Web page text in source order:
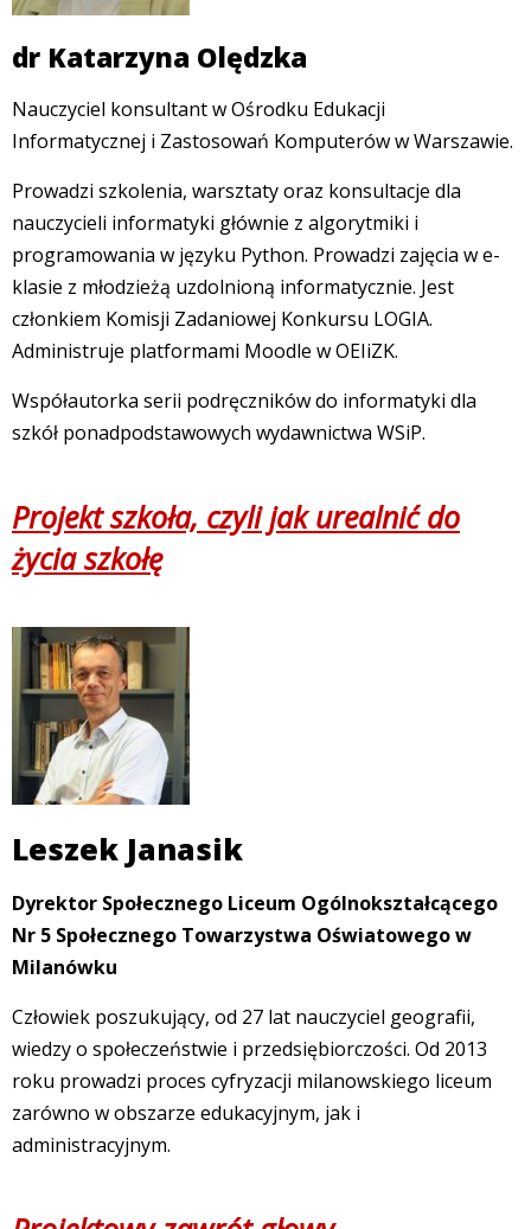
dr Katarzyna Olędzka
Nauczyciel konsultant w Ośrodku Edukacji
Informatycznej i Zastosowań Komputerów w Warszawie.
Prowadzi szkolenia, warsztaty oraz konsultacje dla
nauczycieli informatyki głównie z algorytmiki i
programowania w języku Python. Prowadzi zajęcia w e-
klasie z młodzieżą uzdolnioną informatycznie. Jest
członkiem Komisji Zadaniowej Konkursu LOGIA.
Administruje platformami Moodle w OEIiZK.
Współautorka serii podręczników do informatyki dla
szkół ponadpodstawowych wydawnictwa WSiP.
Projekt szkoła, czyli jak urealnić do
życia szkołę
Leszek Janasik
Dyrektor Społecznego Liceum Ogólnokształcącego
Nr 5 Społecznego Towarzystwa Oświatowego w
Milanówku
Człowiek poszukujący, od 27 lat nauczyciel geografii,
wiedzy o społeczeństwie i przedsiębiorczości. Od 2013
roku prowadzi proces cyfryzacji milanowskiego liceum
zarówno w obszarze edukacyjnym, jak i
administracyjnym.